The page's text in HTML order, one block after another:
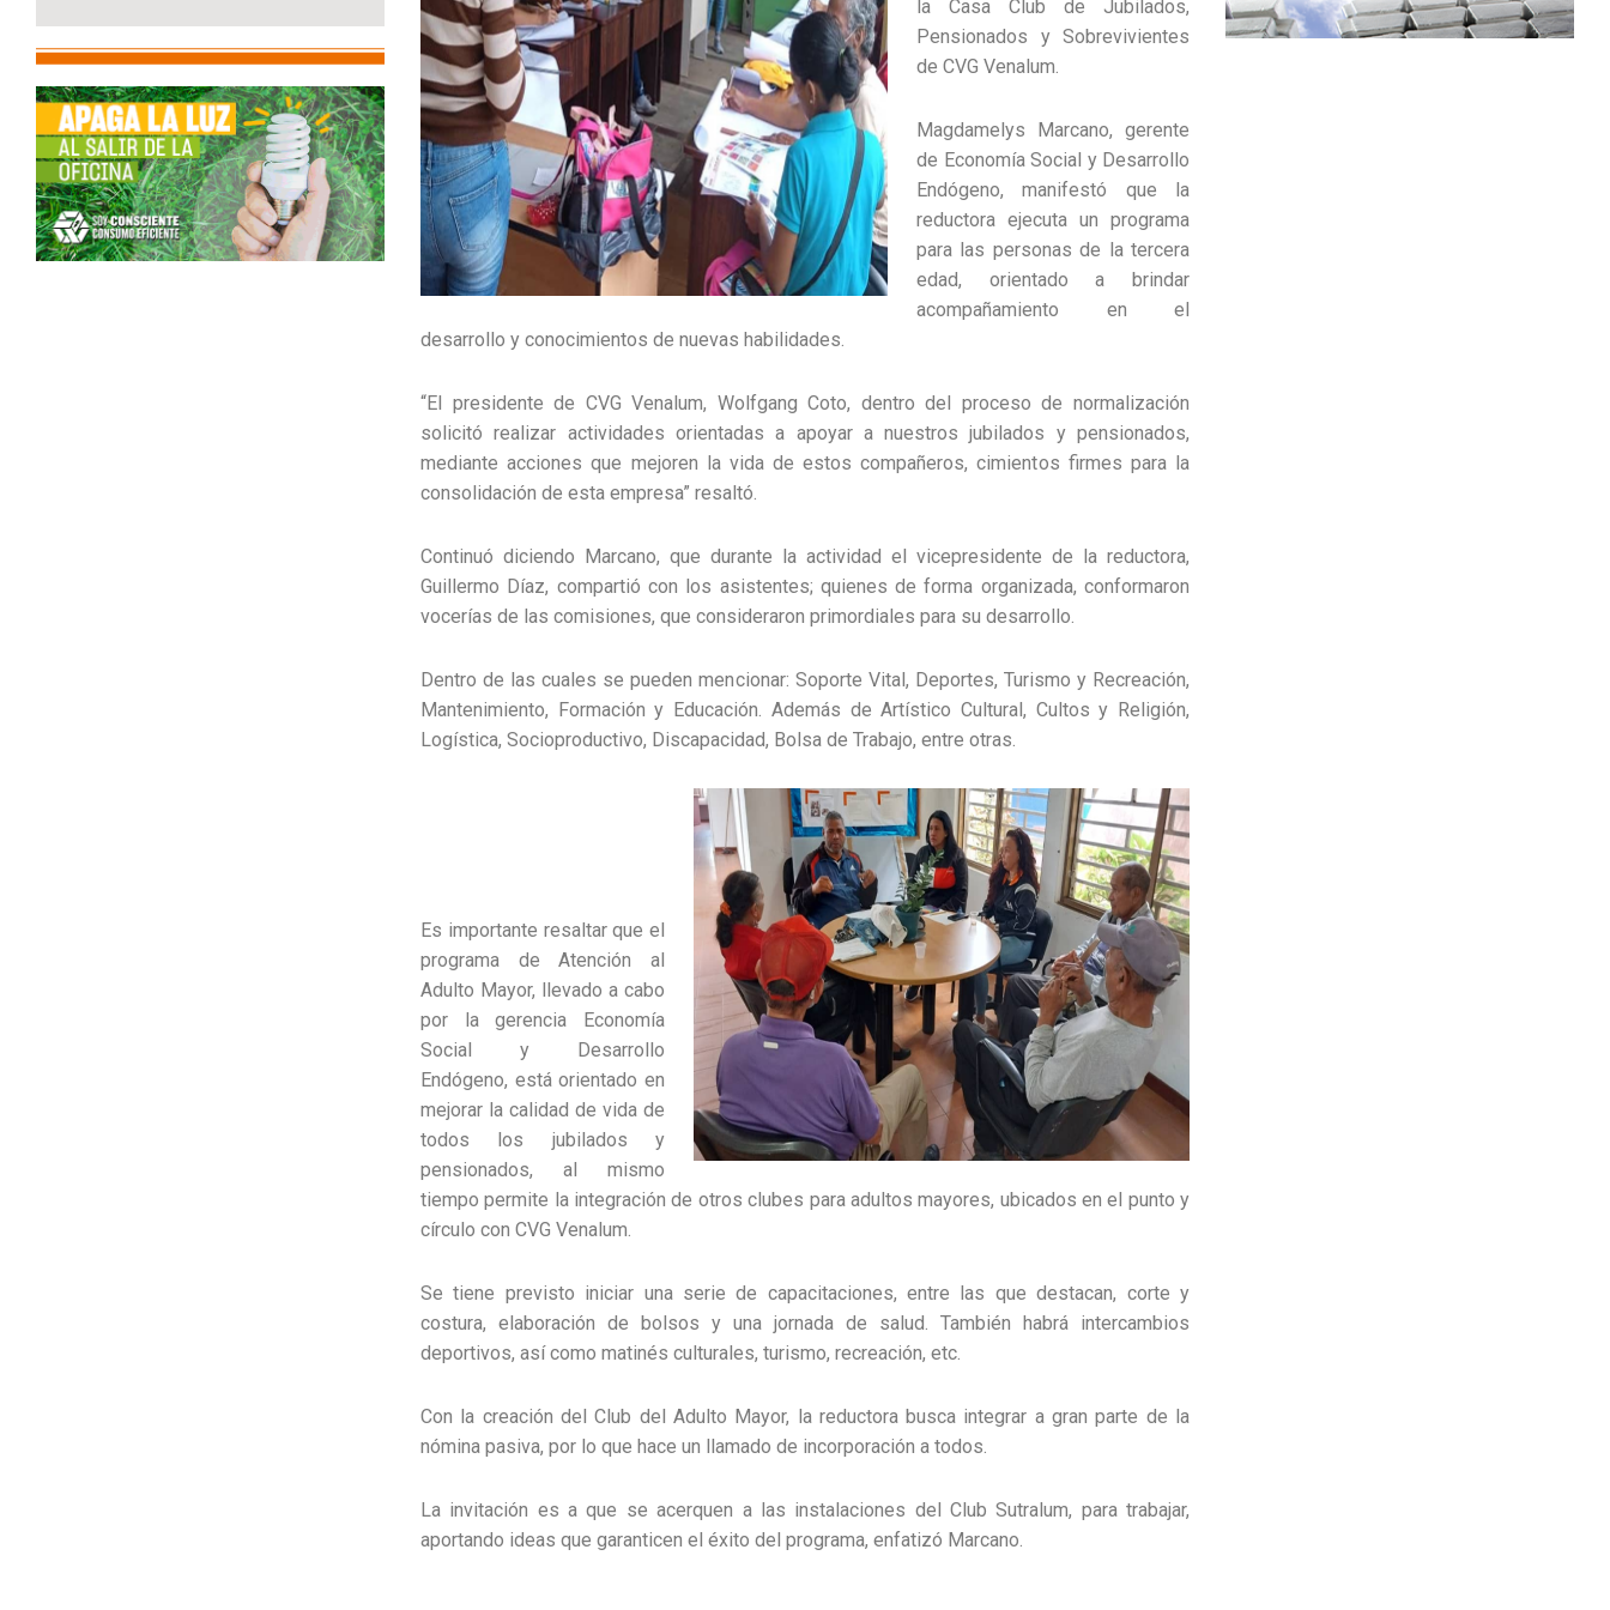
la Casa Club de Jubilados,
Pensionados y Sobrevivientes
de CVG Venalum.
Magdamelys Marcano, gerente
de Economía Social y Desarrollo
Endógeno, manifestó que la
reductora ejecuta un programa
para las personas de la tercera
edad, orientado a brindar
acompañamiento en el
desarrollo y conocimientos de nuevas habilidades.
“El presidente de CVG Venalum, Wolfgang Coto, dentro del proceso de normalización
solicitó realizar actividades orientadas a apoyar a nuestros jubilados y pensionados,
mediante acciones que mejoren la vida de estos compañeros, cimientos firmes para la
consolidación de esta empresa” resaltó.
Continuó diciendo Marcano, que durante la actividad el vicepresidente de la reductora,
Guillermo Díaz, compartió con los asistentes; quienes de forma organizada, conformaron
vocerías de las comisiones, que consideraron primordiales para su desarrollo.
Dentro de las cuales se pueden mencionar: Soporte Vital, Deportes, Turismo y Recreación,
Mantenimiento, Formación y Educación. Además de Artístico Cultural, Cultos y Religión,
Logística, Socioproductivo, Discapacidad, Bolsa de Trabajo, entre otras.
Es importante resaltar que el
programa de Atención al
Adulto Mayor, llevado a cabo
por la gerencia Economía
Social y Desarrollo
Endógeno, está orientado en
mejorar la calidad de vida de
todos los jubilados y
pensionados, al mismo
tiempo permite la integración de otros clubes para adultos mayores, ubicados en el punto y
círculo con CVG Venalum.
Se tiene previsto iniciar una serie de capacitaciones, entre las que destacan, corte y
costura, elaboración de bolsos y una jornada de salud. También habrá intercambios
deportivos, así como matinés culturales, turismo, recreación, etc.
Con la creación del Club del Adulto Mayor, la reductora busca integrar a gran parte de la
nómina pasiva, por lo que hace un llamado de incorporación a todos.
La invitación es a que se acerquen a las instalaciones del Club Sutralum, para trabajar,
aportando ideas que garanticen el éxito del programa, enfatizó Marcano.